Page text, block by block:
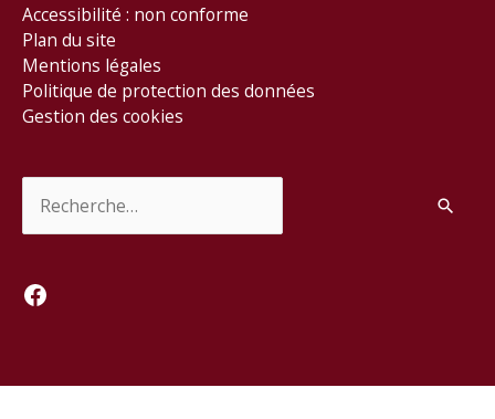
Accessibilité : non conforme
Plan du site
Mentions légales
Politique de protection des données
Gestion des cookies
Facebook